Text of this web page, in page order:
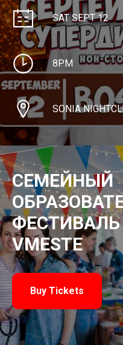
SAT SEPT 12
8PM
SONIA
СЕМЕЙНЫЙ
ФЕСТИВАЛЬ
VMESTE
Buy Tickets